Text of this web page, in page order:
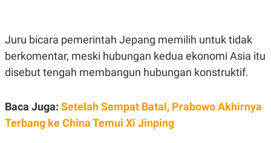
T
V
K
O
P
R
Juru bicara pemerintah Jepang memilih untuk tidak
berkomentar, meski hubungan kedua ekonomi Asia itu
disebut tengah membangun hubungan konstruktif.
Baca Juga: Setelah Sempat Batal, Prabowo Akhirnya
Terbang ke China Temui Xi Jinping